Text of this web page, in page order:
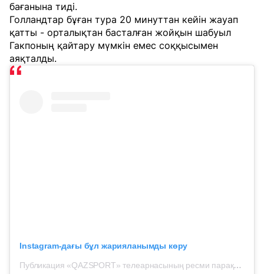
бағанына тиді.
Голландтар бұған тура 20 минуттан кейін жауап
қатты - орталықтан басталған жойқын шабуыл
Гакпоның қайтару мүмкін емес соққысымен
аяқталды.
Instagram-дағы бұл жарияланымды көру
Публикация «QAZSPORT» телеарнасының ресми парақшасынан (@qazsport_official)